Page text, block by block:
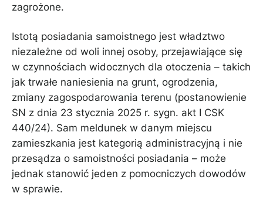
zagrożone.
Istotą posiadania samoistnego jest władztwo
niezależne od woli innej osoby, przejawiające się
w czynnościach widocznych dla otoczenia – takich
jak trwałe naniesienia na grunt, ogrodzenia,
zmiany zagospodarowania terenu (postanowienie
SN z dnia 23 stycznia 2025 r. sygn. akt I CSK
440/24). Sam meldunek w danym miejscu
zamieszkania jest kategorią administracyjną i nie
przesądza o samoistności posiadania – może
jednak stanowić jeden z pomocniczych dowodów
w sprawie.